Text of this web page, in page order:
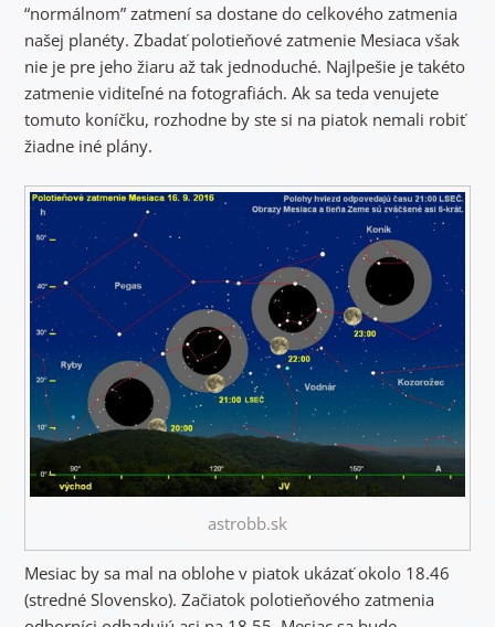
“normálnom” zatmení sa dostane do celkového zatmenia
našej planéty. Zbadať polotieňové zatmenie Mesiaca však
nie je pre jeho žiaru až tak jednoduché. Najlpešie je takéto
zatmenie viditeľné na fotografiách. Ak sa teda venujete
tomuto koníčku, rozhodne by ste si na piatok nemali robiť
žiadne iné plány.
astrobb.sk
Mesiac by sa mal na oblohe v piatok ukázať okolo 18.46
(stredné Slovensko). Začiatok polotieňového zatmenia